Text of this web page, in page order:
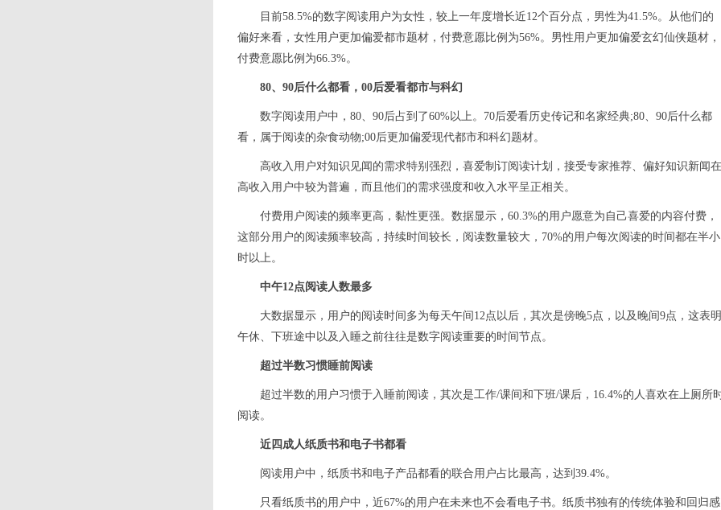
目前58.5%的数字阅读用户为女性，较上一年度增长近12个百分点，男性为41.5%。从他们的
偏好来看，女性用户更加偏爱都市题材，付费意愿比例为56%。男性用户更加偏爱玄幻仙侠题材，
付费意愿比例为66.3%。
80、90后什么都看，00后爱看都市与科幻
数字阅读用户中，80、90后占到了60%以上。70后爱看历史传记和名家经典;80、90后什么都
看，属于阅读的杂食动物;00后更加偏爱现代都市和科幻题材。
高收入用户对知识见闻的需求特别强烈，喜爱制订阅读计划，接受专家推荐、偏好知识新闻在
高收入用户中较为普遍，而且他们的需求强度和收入水平呈正相关。
付费用户阅读的频率更高，黏性更强。数据显示，60.3%的用户愿意为自己喜爱的内容付费，
这部分用户的阅读频率较高，持续时间较长，阅读数量较大，70%的用户每次阅读的时间都在半小
时以上。
中午12点阅读人数最多
大数据显示，用户的阅读时间多为每天午间12点以后，其次是傍晚5点，以及晚间9点，这表明
午休、下班途中以及入睡之前往往是数字阅读重要的时间节点。
超过半数习惯睡前阅读
超过半数的用户习惯于入睡前阅读，其次是工作/课间和下班/课后，16.4%的人喜欢在上厕所
阅读。
近四成人纸质书和电子书都看
阅读用户中，纸质书和电子产品都看的联合用户占比最高，达到39.4%。
只看纸质书的用户中，近67%的用户在未来也不会看电子书。纸质书独有的传统体验和回归感